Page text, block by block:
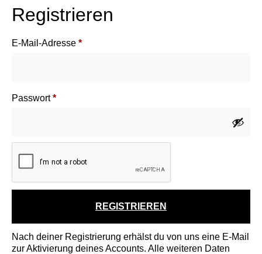
Registrieren
E-Mail-Adresse *
Passwort*
REGISTRIEREN
Nach deiner Registrierung erhälst du von uns eine E-Mail
zur Aktivierung deines Accounts. Alle weiteren Daten